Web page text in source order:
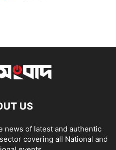
US
news of latest and authentic
covering all National and